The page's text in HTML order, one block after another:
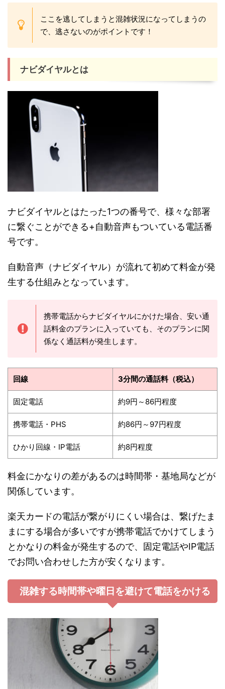
ここを逃してしまうと混雑状況になってしまうの
で、逃さないのがポイントです！
ナビダイヤルとは
ナビダイヤルとはたった1つの番号で、様々な部署
に繋ぐことができる+自動音声もついている電話番
号です。
自動音声（ナビダイヤル）が流れて初めて料金が発
生する仕組みとなっています。
携帯電話からナビダイヤルにかけた場合、安い通
話料金のプランに入っていても、そのプランに関
係なく通話料が発生します。
回線 3分間の通話料（税込）
固定電話 約9円～86円程度
携帯電話・PHS 約86円～97円程度
ひかり回線・IP電話 約8円程度
料金にかなりの差があるのは時間帯・基地局などが
関係しています。
楽天カードの電話が繋がりにくい場合は、繋げたま
まにする場合が多いですが携帯電話でかけてしまう
とかなりの料金が発生するので、固定電話やIP電話
でお問い合わせした方が安くなります。
混雑する時間帯や曜日を避けて電話をかける